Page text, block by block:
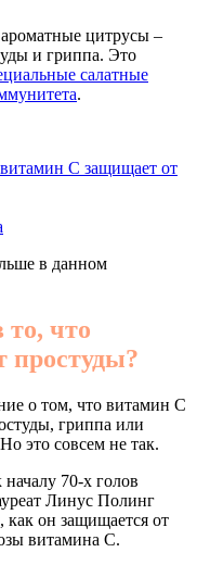
цитрусы –
и гриппа. Это
салатные
.
С защищает от
в данном
то, что
простуды?
о том, что витамин С
гриппа или
это совсем не так.
началу 70-х голов
Линус Полинг
как он защищается от
витамина С.